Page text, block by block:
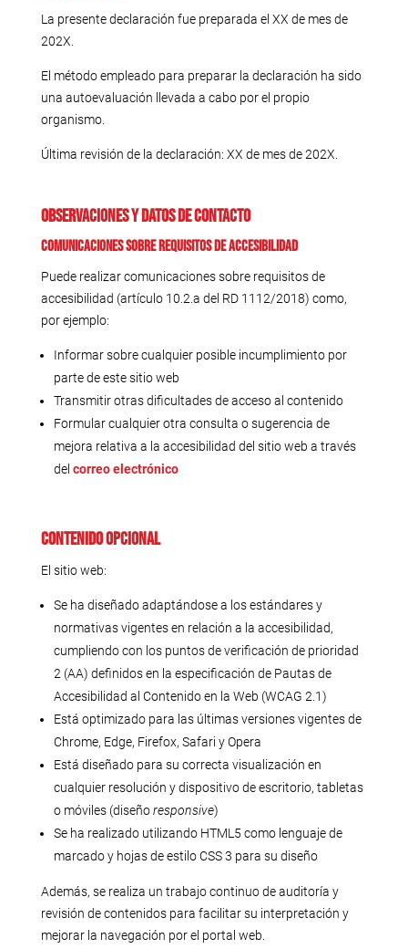
La presente declaración fue preparada el XX de mes de
202X.
El método empleado para preparar la declaración ha sido
una autoevaluación llevada a cabo por el propio
organismo.
Última revisión de la declaración: XX de mes de 202X.
Observaciones y datos de contacto
Comunicaciones sobre requisitos de accesibilidad
Puede realizar comunicaciones sobre requisitos de
accesibilidad (artículo 10.2.a del RD 1112/2018) como,
por ejemplo:
Informar sobre cualquier posible incumplimiento por
parte de este sitio web
Transmitir otras dificultades de acceso al contenido
Formular cualquier otra consulta o sugerencia de
mejora relativa a la accesibilidad del sitio web a través
del correo electrónico
Contenido opcional
El sitio web:
Se ha diseñado adaptándose a los estándares y
normativas vigentes en relación a la accesibilidad,
cumpliendo con los puntos de verificación de prioridad
2 (AA) definidos en la especificación de Pautas de
Accesibilidad al Contenido en la Web (WCAG 2.1)
Está optimizado para las últimas versiones vigentes de
Chrome, Edge, Firefox, Safari y Opera
Está diseñado para su correcta visualización en
cualquier resolución y dispositivo de escritorio, tabletas
o móviles (diseño responsive)
Se ha realizado utilizando HTML5 como lenguaje de
marcado y hojas de estilo CSS 3 para su diseño
Además, se realiza un trabajo continuo de auditoría y
revisión de contenidos para facilitar su interpretación y
mejorar la navegación por el portal web.